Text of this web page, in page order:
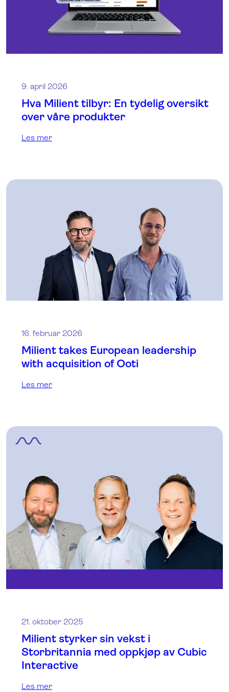
9. april 2026
Hva Milient tilbyr: En tydelig oversikt
over våre produkter
Les mer
16. februar 2026
Milient takes European leadership
with acquisition of Ooti
Les mer
21. oktober 2025
Milient styrker sin vekst i
Storbritannia med oppkjøp av Cubic
Interactive
Les mer